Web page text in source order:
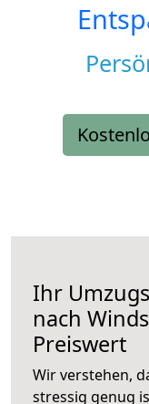
Ihr
nach
Preiswert
Wir verstehen,
stressig genug